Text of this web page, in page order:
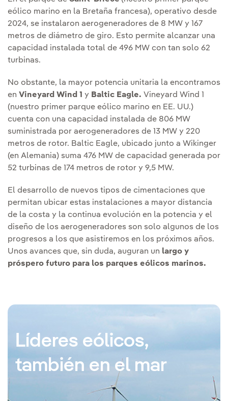
eólico marino en la Bretaña francesa), operativo desde
2024, se instalaron aerogeneradores de 8 MW y 167
metros de diámetro de giro. Esto permite alcanzar una
capacidad instalada total de 496 MW con tan solo 62
turbinas.
No obstante, la mayor potencia unitaria la encontramos
en Vineyard Wind 1 y Baltic Eagle. Vineyard Wind 1
(nuestro primer parque eólico marino en EE. UU.)
cuenta con una capacidad instalada de 806 MW
suministrada por aerogeneradores de 13 MW y 220
metros de rotor. Baltic Eagle, ubicado junto a Wikinger
(en Alemania) suma 476 MW de capacidad generada por
52 turbinas de 174 metros de rotor y 9,5 MW.
El desarrollo de nuevos tipos de cimentaciones que
permitan ubicar estas instalaciones a mayor distancia
de la costa y la continua evolución en la potencia y el
diseño de los aerogeneradores son solo algunos de los
progresos a los que asistiremos en los próximos años.
Unos avances que, sin duda, auguran un largo y
próspero futuro para los parques eólicos marinos.
Líderes eólicos,
también en el mar